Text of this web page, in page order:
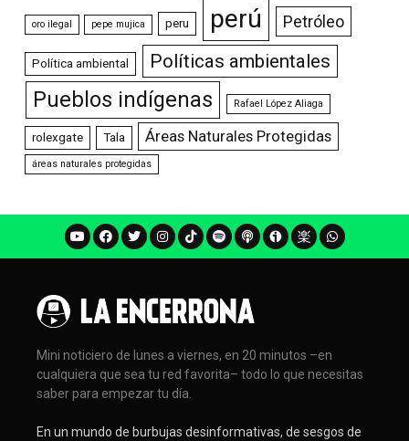
oro ilegal pepe mujica peru perú Petróleo
Política ambiental Políticas ambientales
Pueblos indígenas Rafael López Aliaga
rolexgate Tala Áreas Naturales Protegidas
áreas naturales protegidas
Mini noticiero de lunes a viernes, en 20 minutos –en
cualquiera que sea tu red favorita– todo lo que necesitas
saber para empezar tu día.
En un mundo de burbujas desinformativas, de sesgos de